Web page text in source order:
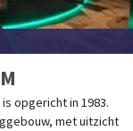
is opgericht in 1983.
met uitzicht